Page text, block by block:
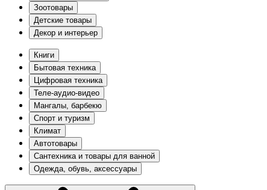
Зоотовары
Детские товары
Декор и интерьер
Книги
Бытовая техника
Цифровая техника
Теле-аудио-видео
Мангалы, барбекю
Спорт и туризм
Климат
Автотовары
Сантехника и товары для ванной
Одежда, обувь, аксессуары